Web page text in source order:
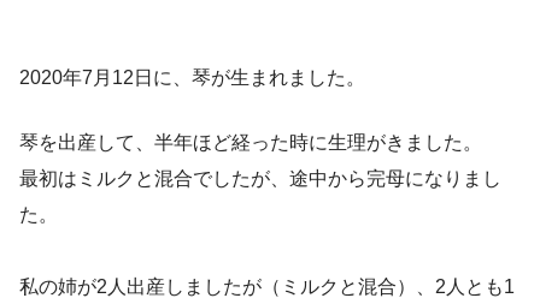
2020年7月12日に、琴が生まれました。
琴を出産して、半年ほど経った時に生理がきました。
最初はミルクと混合でしたが、途中から完母になりまし
た。
私の姉が2人出産しましたが（ミルクと混合）、2人とも1